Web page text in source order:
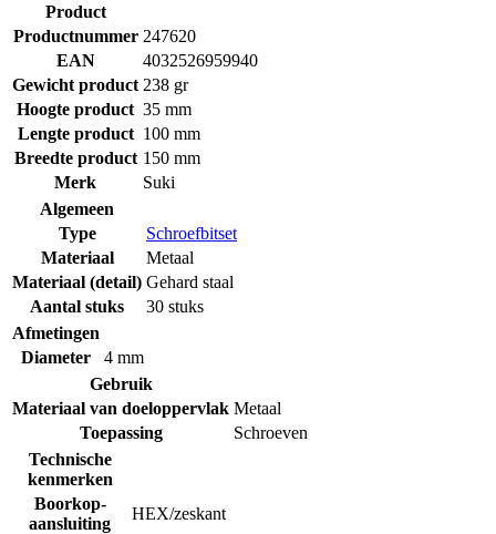
Product
Productnummer 247620
EAN
4032526959940
Gewicht product 238 gr
Hoogte product 35 mm
Lengte product 100 mm
Breedte product 150 mm
Merk
Suki
Algemeen
Type
Schroefbitset
Materiaal
Metaal
Materiaal (detail) Gehard staal
Aantal stuks
30 stuks
Afmetingen
Diameter
4 mm
Gebruik
Materiaal van doeloppervlak Metaal
Toepassing
Schroeven
Technische
kenmerken
Boorkop-
aansluiting
HEX/zeskant